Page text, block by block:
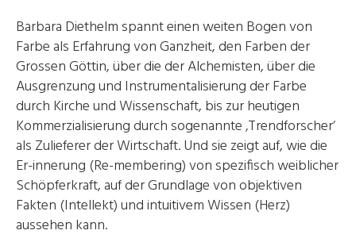
Barbara Diethelm spannt einen weiten Bogen von
Farbe als Erfahrung von Ganzheit, den Farben der
Grossen Göttin, über die der Alchemisten, über die
Ausgrenzung und Instrumentalisierung der Farbe
durch Kirche und Wissenschaft, bis zur heutigen
Kommerzialisierung durch sogenannte ‚Trendforscher‘
als Zulieferer der Wirtschaft. Und sie zeigt auf, wie die
Er-innerung (Re-membering) von spezifisch weiblicher
Schöpferkraft, auf der Grundlage von objektiven
Fakten (Intellekt) und intuitivem Wissen (Herz)
aussehen kann.